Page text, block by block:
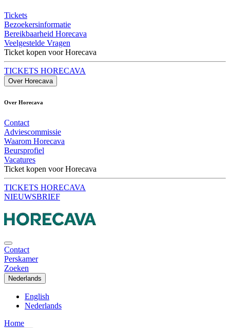
Tickets
Bezoekersinformatie
Bereikbaarheid Horecava
Veelgestelde Vragen
Ticket kopen voor Horecava
TICKETS HORECAVA
Over Horecava
Over Horecava
Contact
Adviescommissie
Waarom Horecava
Beursprofiel
Vacatures
Ticket kopen voor Horecava
TICKETS HORECAVA
NIEUWSBRIEF
Contact
Perskamer
Zoeken
Nederlands
English
Nederlands
Home